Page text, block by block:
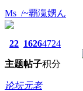
Ms_/~覇滊娚ん
22
主题
1626
帖子
4724
积分
论坛元老